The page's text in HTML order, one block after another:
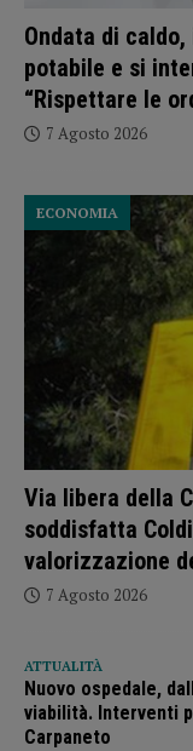
Ondata di
potabile e si
“Rispettare le
7 Agosto 2026
Via libera della
soddisfatta
valorizzazione
ECONOMIA
7 Agosto 2026
ATTUALITÀ
Nuovo ospedale,
viabilità. Interventi
Carpaneto